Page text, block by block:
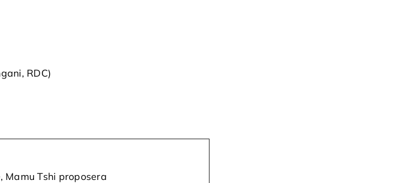
RDC)
Mamu Tshi proposera